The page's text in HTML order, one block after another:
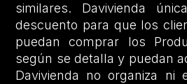
similares. Davivienda
descuento para que los
puedan comprar los
según se detalla y puedan
Davivienda no organiza ni